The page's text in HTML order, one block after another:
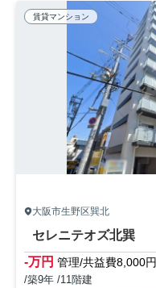
賃貸マンション
大阪市生野区巽北
セレニテオズ北巽
-万円 管理/共益費8,000円
/築9年 /11階建